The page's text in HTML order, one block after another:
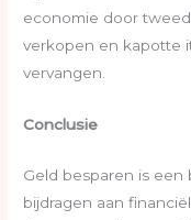
economie door
verkopen en kapotte
vervangen.
Conclusie
Geld besparen is een
bijdragen aan